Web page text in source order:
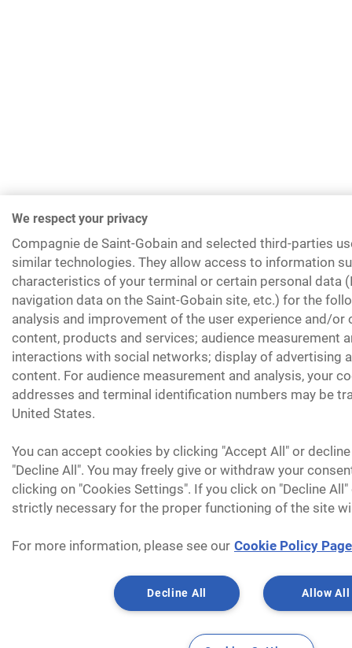
We respect your privacy
Compagnie de Saint-Gobain and selected third-parties
similar technologies. They allow access to information
characteristics of your terminal or certain personal data
navigation data on the Saint-Gobain site, etc.) for the
analysis and improvement of the user experience and/or
content, products and services; audience measurement
interactions with social networks; display of advertising
content. For audience measurement and analysis, your
addresses and terminal identification numbers may be
United States.
You can accept cookies by clicking "Accept All" or
"Decline All". You may freely give or withdraw your
clicking on "Cookies Settings". If you click on "Decline
strictly necessary for the proper functioning of the site
For more information, please see our Cookie Policy Page
Allow All
Decline All